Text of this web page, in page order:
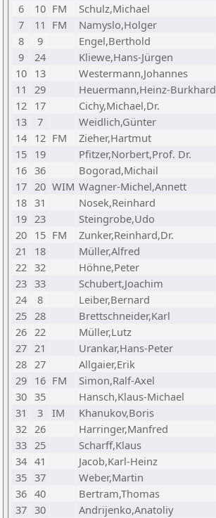
6
10 FM Schulz,Michael
7
11 FM Namyslo,Holger
8
9 Engel,Berthold
9
24 Kliewe,Hans-Jürgen
10 13 Westermann,Johannes
11
29 Heuermann,Heinz-Burkhard
12 17 Cichy,Michael,Dr.
13
7 Weidlich,Günter
14 12 FM Zieher,Hartmut
15 19 Pfitzer,Norbert,Prof. Dr.
16 36 Bogorad,Michail
17 20 WIM Wagner-Michel,Annett
18 31 Nosek,Reinhard
19 23 Steingrobe,Udo
20 15 FM Zunker,Reinhard,Dr.
21
18 Müller,Alfred
22 32 Höhne,Peter
23 33 Schubert,Joachim
24
8 Leiber,Bernard
25 28 Brettschneider,Karl
26 22 Müller,Lutz
27 21 Urankar,Hans-Peter
28 27 Allgaier,Erik
29 16 FM Simon,Ralf-Axel
30 35 Hansch,Klaus-Michael
31
3 IM Khanukov,Boris
32 26 Harringer,Manfred
33 25 Scharff,Klaus
34 41 Jacob,Karl-Heinz
35 37 Weber,Martin
36 40 Bertram,Thomas
37 30 Andrijenko,Anatoliy